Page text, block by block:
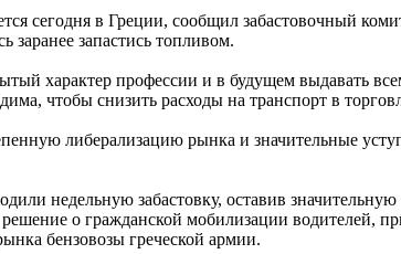
сегодня в Греции, сообщил забастовочный
заранее запастись топливом.
характер профессии и в будущем выдавать
чтобы снизить расходы на транспорт в
либерализацию рынка и значительные
недельную забастовку, оставив
о гражданской мобилизации водителей,
бензовозы греческой армии.